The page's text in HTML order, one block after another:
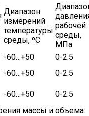
Диапазон
измерений
температуры
среды, ºС
рабочей
среды,
МПа
-60…+50
0-2.5
-60…+50 0-2.5
-60…+50
0-2.5
массы и объема: